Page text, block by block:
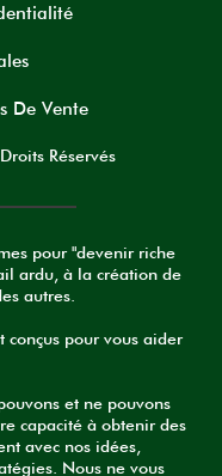
De Vente
Réservés
pour "devenir riche
ardu, à la création de
autres.
conçus pour vous aider
et ne pouvons
capacité à obtenir des
avec nos idées,
Nous ne vous